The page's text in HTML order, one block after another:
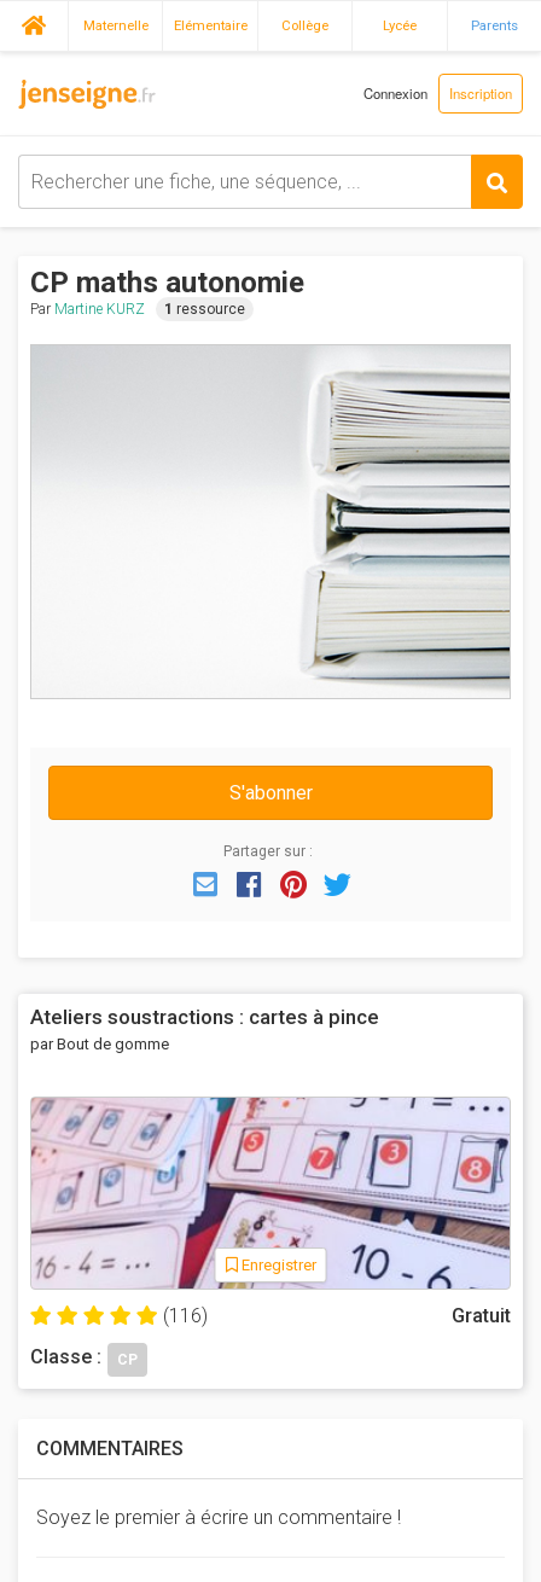
Maternelle Elémentaire Collège Lycée Parents
Connexion Inscription
CP maths autonomie
Par Martine KURZ 1 ressource
S'abonner
Partager sur :
EmailFacebook
Pinterest
Ateliers soustractions : cartes à pince
par Bout de gomme
Enregistrer
(116)
Gratuit
Classe :
CP
COMMENTAIRES
Soyez le premier à écrire un commentaire !